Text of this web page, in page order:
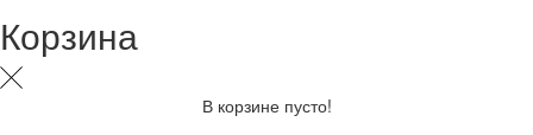
Корзина
В корзине пусто!